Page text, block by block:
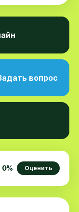
0% Оценить
вопрос